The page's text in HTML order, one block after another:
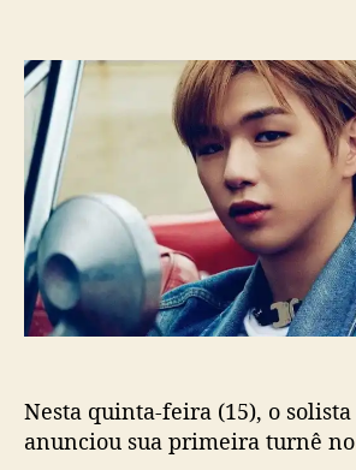
r
d
o
p
o
t
d
e
p
u
i
c
ç
ã
Nesta quinta-feira (15), o solista
anunciou sua primeira turnê no